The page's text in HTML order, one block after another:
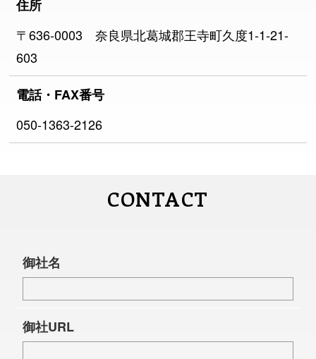
住所
〒636-0003 奈良県北葛城郡王寺町久度1-1-21-
603
電話・FAX番号
050-1363-2126
CONTACT
御社名
御社URL